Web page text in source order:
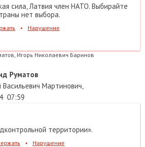
сила, Латвия член НАТО. Выбирайте
нет выбора.
• Нарушение
Игорь Николаевич Баринов
Руматов
Мартинович,
07:59
территории».
• Нарушение